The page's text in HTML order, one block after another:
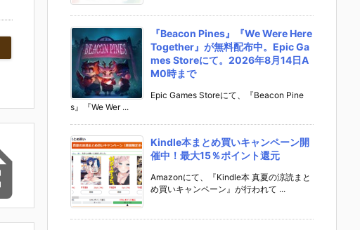
『Beacon Pines』『We Were Here
Together』が無料配布中。Epic Ga
mes Storeにて。2026年8月14日A
M0時まで
Epic Games Storeにて、『Beacon Pine
s』『We Wer ...
Kindle本まとめ買いキャンペーン開
催中！最大15％ポイント還元
Amazonにて、『Kindle本 真夏の涼読まと
め買いキャンペーン』が行われて ...